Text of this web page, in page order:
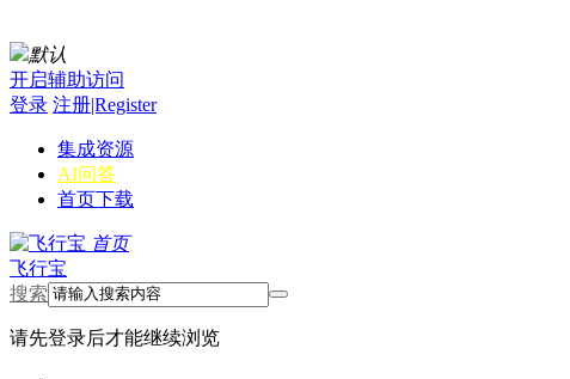
默认
开启辅助访问
登录 注册|Register
集成资源
AI问答
首页下载
首页
飞行宝
搜索
请先登录后才能继续浏览